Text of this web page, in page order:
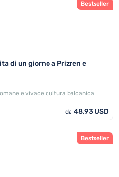
Bestseller
di un giorno a Prizren e
e vivace cultura balcanica
da 48,93 USD
Bestseller